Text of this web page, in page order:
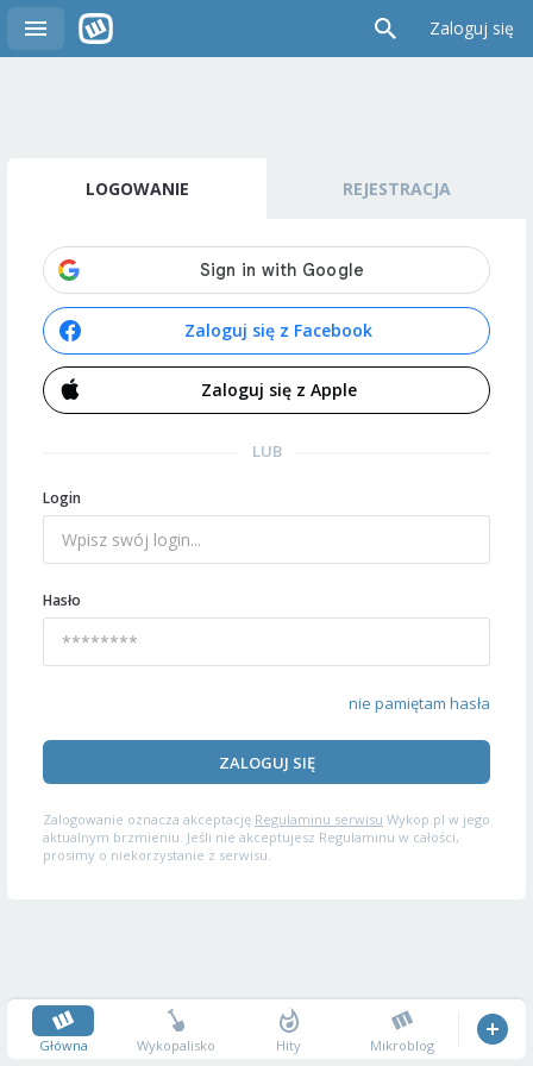
Zaloguj się
LOGOWANIE REJESTRACJA
Zaloguj się z Facebook
Zaloguj się z Apple
LUB
Login
Hasło
nie pamiętam hasła
ZALOGUJ SIĘ
Zalogowanie oznacza akceptację Regulaminu serwisu Wykop.pl w jego
aktualnym brzmieniu. Jeśli nie akceptujesz Regulaminu w całości,
prosimy o niekorzystanie z serwisu.
Główna Wykopalisko Hity Mikroblog